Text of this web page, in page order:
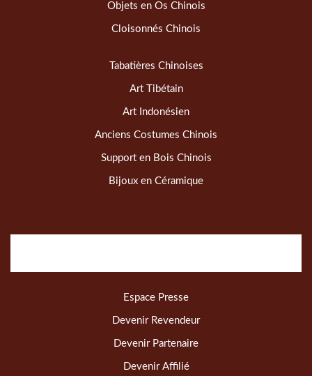
Objets en Os Chinois
Cloisonnés Chinois
Tabatières Chinoises
Art Tibétain
Art Indonésien
Anciens Costumes Chinois
Support en Bois Chinois
Bijoux en Céramique
Espace Presse
Devenir Revendeur
Devenir Partenaire
Devenir Affilié